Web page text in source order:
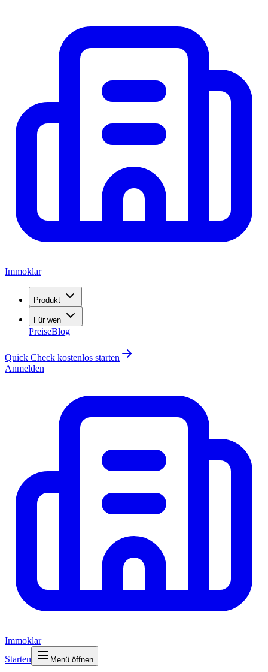
Immoklar
Produkt
Für wen
PreiseBlog
Quick Check kostenlos starten
Anmelden
Immoklar
Starten
Menü öffnen